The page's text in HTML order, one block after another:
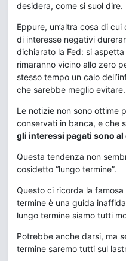
desidera, come si suol dire.
Eppure, un’altra cosa di
di interesse negativi
dichiarato la Fed: si
rimaranno vicino allo zero
stesso tempo un calo
che sarebbe meglio evitare.
Le notizie non sono ottime
conservati in banca, e che
gli interessi pagati sono
Questa tendenza non
cosidetto “lungo termine”.
Questo ci ricorda la
termine è una guida
lungo termine siamo tutti
Potrebbe anche darsi, ma
termine saremo tutti sul